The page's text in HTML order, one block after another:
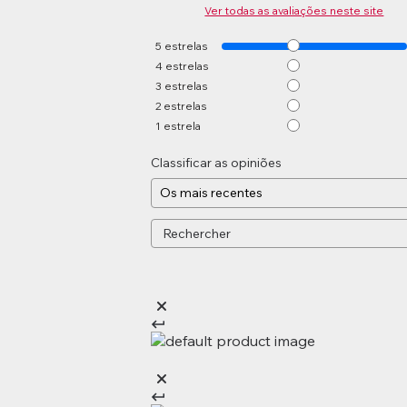
Ver todas as avaliações neste site
5 estrelas
4 estrelas
3 estrelas
2 estrelas
1 estrela
Classificar as opiniões